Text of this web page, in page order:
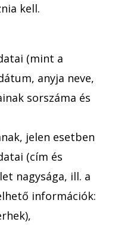
kell.
(mint a
anyja neve,
sorszáma és
jelen esetben
(cím és
nagysága, ill. a
információk: